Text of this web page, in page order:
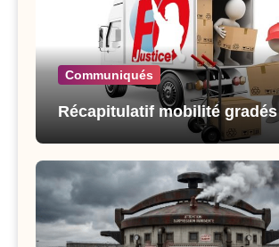
Communiqués
Récapitulatif mobilité gradés